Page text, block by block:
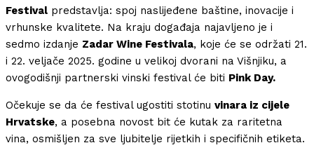
Festival predstavlja: spoj naslijeđene baštine, inovacije i
vrhunske kvalitete. Na kraju događaja najavljeno je i
sedmo izdanje Zadar Wine Festivala, koje će se održati 21.
i 22. veljače 2025. godine u velikoj dvorani na Višnjiku, a
ovogodišnji partnerski vinski festival će biti Pink Day.
Očekuje se da će festival ugostiti stotinu vinara iz cijele
Hrvatske, a posebna novost bit će kutak za raritetna
vina, osmišljen za sve ljubitelje rijetkih i specifičnih etiketa.